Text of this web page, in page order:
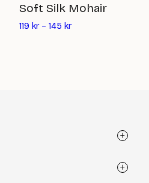
Soft Silk Mohair
119 kr – 145 kr